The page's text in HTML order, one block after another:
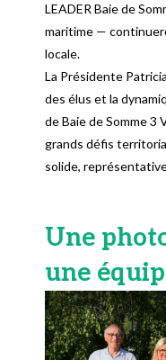
LEADER Baie de
maritime —
locale.
La Présidente
des élus et la
de Baie de Somme 3
grands défis
solide,
Une
une